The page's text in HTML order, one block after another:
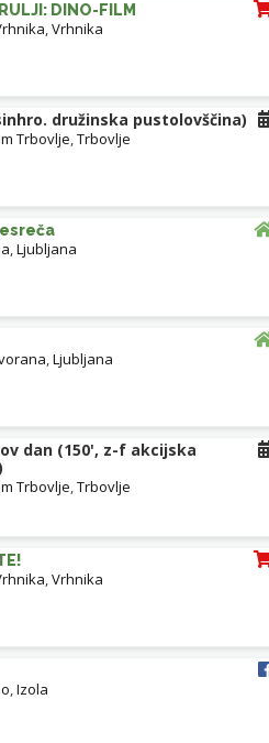
DINO-FILM
,Vrhnika
družinska pustolovščina)
Trbovlje,Trbovlje
,Ljubljana
,Ljubljana
dan (150', z-f akcijska
Trbovlje,Trbovlje
,Vrhnika
,Izola